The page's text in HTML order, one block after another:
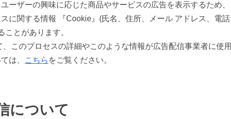
ーザーの興味に応じた商品やサービスの広告を表示するため、
に関する情報 『Cookie』(氏名、住所、メール アドレス、電話
ことがあります。
このプロセスの詳細やこのような情報が広告配信事業者に使用
は、
こちら をご覧ください。
について